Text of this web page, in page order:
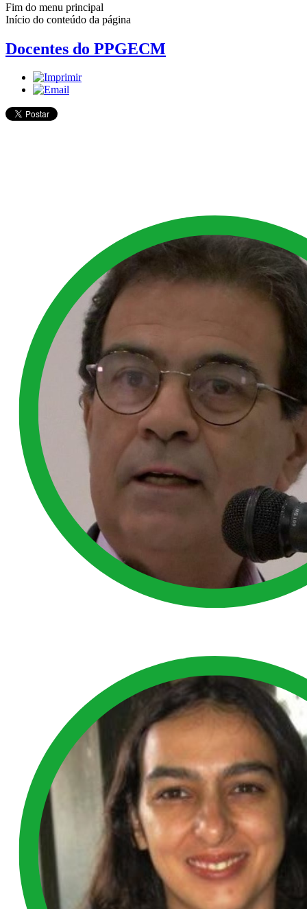
Fim do menu principal
Início do conteúdo da página
Docentes do PPGECM